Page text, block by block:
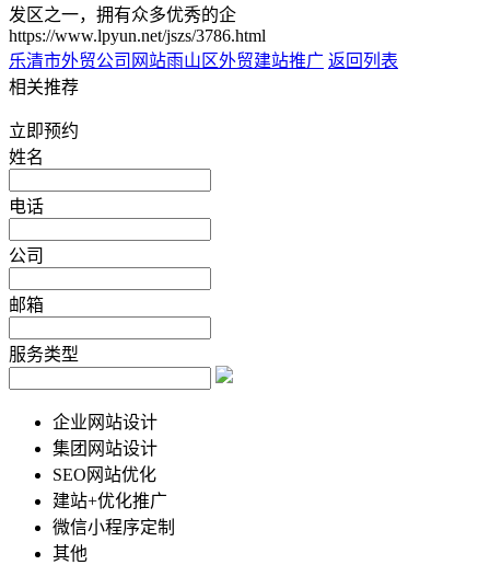
发区之一，拥有众多优秀的企
https://www.lpyun.net/jszs/3786.html
乐清市外贸公司网站雨山区外贸建站推广 返回列表
相关推荐
立即预约
姓名
电话
公司
邮箱
服务类型
企业网站设计
集团网站设计
SEO网站优化
建站+优化推广
微信小程序定制
其他